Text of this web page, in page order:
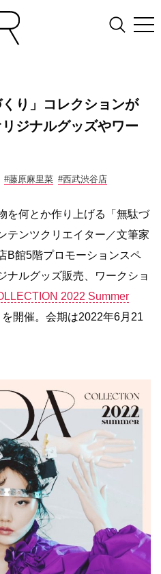
り」コレクションが
ジナルグッズやワー
#藤原麻里菜 #西武渋谷店
を何とか作り上げる「無駄づ
テンツクリエイター／文筆家
B館5階プロモーションスペ
ナルグッズ販売、ワークショ
2022 Summer
を開催。会期は2022年6月21